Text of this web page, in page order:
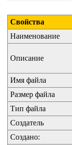
Свойства
Наименование
Описание
Имя файла
Размер файла
Тип файла
Создатель
Создано: